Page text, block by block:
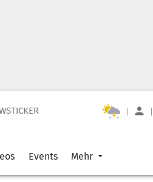
| |
Events Mehr